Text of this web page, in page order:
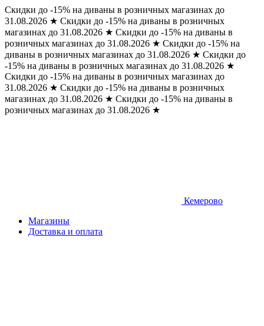
Скидки до -15% на диваны в розничных магазинах до
31.08.2026 ★ Скидки до -15% на диваны в розничных
магазинах до 31.08.2026 ★ Скидки до -15% на диваны в
розничных магазинах до 31.08.2026 ★ Скидки до -15% на
диваны в розничных магазинах до 31.08.2026 ★ Скидки до
-15% на диваны в розничных магазинах до 31.08.2026 ★
Скидки до -15% на диваны в розничных магазинах до
31.08.2026 ★ Скидки до -15% на диваны в розничных
магазинах до 31.08.2026 ★ Скидки до -15% на диваны в
розничных магазинах до 31.08.2026 ★
Кемерово
Магазины
Доставка и оплата